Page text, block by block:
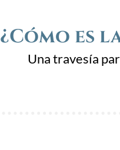
¿Cómo es
Una travesía